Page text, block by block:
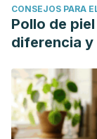
CONSEJOS PARA
Pollo de
diferencia y